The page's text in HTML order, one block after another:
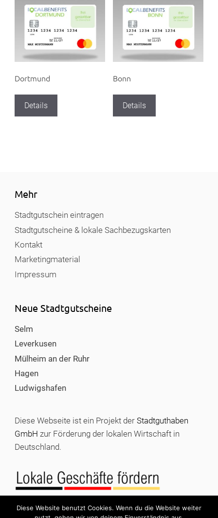
Dortmund
Details
Bonn
Details
Mehr
Stadtgutschein eintragen
Stadtgutscheine & lokale Sachbezugskarten
Kontakt
Marketingmaterial
Impressum
Neue Stadtgutscheine
Selm
Leverkusen
Mülheim an der Ruhr
Hagen
Ludwigshafen
Diese Webseite ist ein Projekt der Stadtguthaben
GmbH zur Förderung der lokalen Wirtschaft in
Deutschland.
Diese Website benutzt Cookies. Wenn du die Website weiter